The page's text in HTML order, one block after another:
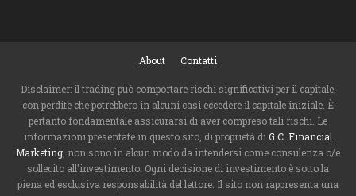
About Contatti
Disclaimer: il trading può comportare rischi significativi per il capitale,
con perdite che potrebbero in alcuni casi eccedere il capitale iniziale. È
pertanto fondamentale assicurarsi di aver compreso tali rischi. Le
informazioni presentate in questo sito, di proprietà di G.C. Financial
Marketing , non sono in alcun modo da intendersi come consulenza o/e
sollecito all'investimento. Ogni decisione di investimento è sotto la
piena ed esclusiva responsabilità del lettore. Il sito non rappresenta una